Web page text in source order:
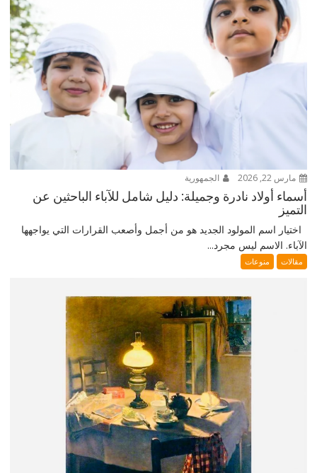
مارس 22, 2026 الجمهورية
أسماء أولاد نادرة وجميلة: دليل شامل للآباء الباحثين عن
التميز
اختيار اسم المولود الجديد هو من أجمل وأصعب القرارات التي يواجهها
الآباء. الاسم ليس مجرد...
مقالات منوعات